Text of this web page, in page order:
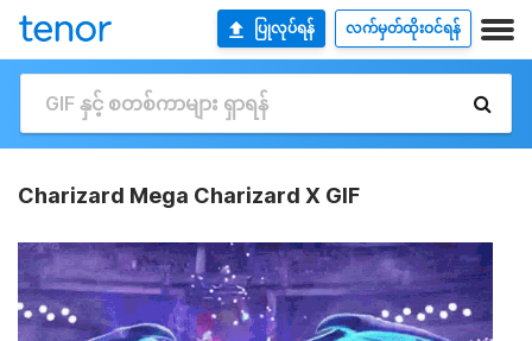
ပြုလုပ်ရန် လက်မှတ်ထိုးဝင်ရန်
Charizard Mega Charizard X GIF